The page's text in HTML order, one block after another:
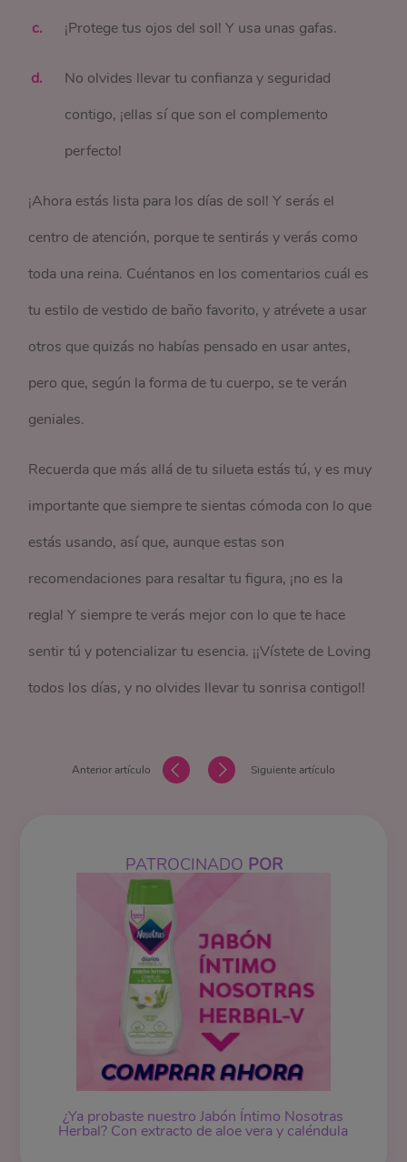
¡Protege tus ojos del sol! Y usa unas gafas.
No olvides llevar tu confianza y seguridad
contigo, ¡ellas sí que son el complemento
perfecto!
¡Ahora estás lista para los días de sol! Y serás el
centro de atención, porque te sentirás y verás como
toda una reina. Cuéntanos en los comentarios cuál es
tu estilo de vestido de baño favorito, y atrévete a usar
otros que quizás no habías pensado en usar antes,
pero que, según la forma de tu cuerpo, se te verán
geniales.
Recuerda que más allá de tu silueta estás tú, y es muy
importante que siempre te sientas cómoda con lo que
estás usando, así que, aunque estas son
recomendaciones para resaltar tu figura, ¡no es la
regla! Y siempre te verás mejor con lo que te hace
sentir tú y potencializar tu esencia. ¡¡Vístete de Loving
todos los días, y no olvides llevar tu sonrisa contigo!!
Anterior artículo Siguiente artículo
PATROCINADO POR
¿Ya probaste nuestroJabón Íntimo Nosotras
Herbal? Con extracto de aloe vera y caléndula